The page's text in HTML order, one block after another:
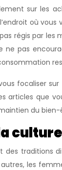
sur les
où
régis par
ne pas
focaliser
articles que
du bien-
culture
traditions
les